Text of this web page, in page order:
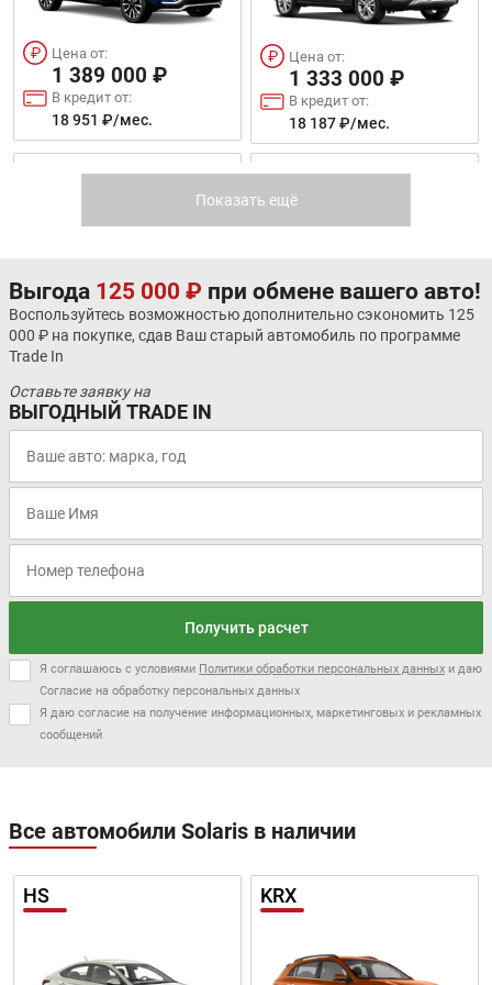
Цена от:
1 389 000 ₽
В кредит от:
18 951 ₽/мес.
Цена от:
1 333 000 ₽
В кредит от:
18 187 ₽/мес.
FAW BESTURN X40
Цена от:
В кредит от:
17 969 ₽/мес.
OPEL CROSSLAND
МОСКВИЧ 3
1 367 000 ₽
В кредит от:
18 651 ₽/мес.
Цена от:
1 308 000 ₽
В кредит от:
17 846 ₽/мес.
1 394 000 ₽
Цена от:
1 346 000 ₽
Показать ещё
Выгода 125 000 ₽ при обмене вашего авто!
Воспользуйтесь возможностью дополнительно сэкономить 125
000 ₽ на покупке, сдав Ваш старый автомобиль по программе
Trade In
Оставьте заявку на
ВЫГОДНЫЙ TRADE IN
Получить расчет
Я соглашаюсь с условиями Политики обработки персональных данных и даю
Согласие на обработку персональных данных
Я даю согласие на получение информационных, маркетинговых и рекламных
сообщений
Все автомобили Solaris в наличии
HS KRX